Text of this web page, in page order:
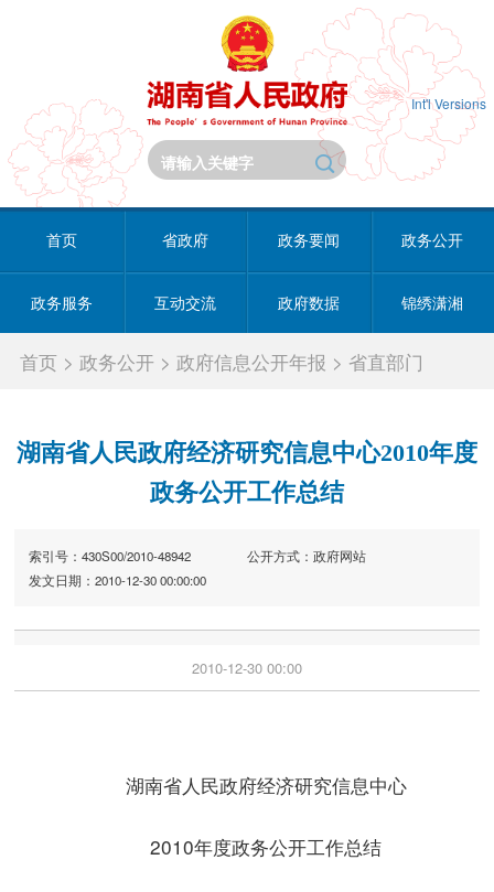
Int'l Versions
首页 省政府 政务要闻 政务公开
政务服务 互动交流 政府数据 锦绣潇湘
首页 >政务公开 >政府信息公开年报 > 省直部门
湖南省人民政府经济研究信息中心2010年度
政务公开工作总结
索引号：430S00/2010-48942
公开方式：政府网站
发文日期：2010-12-30 00:00:00
2010-12-30 00:00
湖南省人民政府经济研究信息中心
2010年度政务公开工作总结